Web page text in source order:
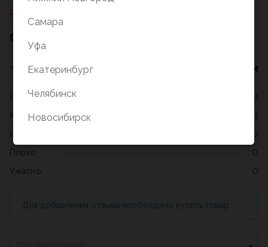
Раздел не найден
Отзывы о товаре
2 оценки
Отлично
1
Хорошо
1
Нормально
0
Плохо
0
Ужасно
0
Для добавления отзыва необходимо купить товар
Самара
Уфа
Екатеринбург
Челябинск
Новосибирск